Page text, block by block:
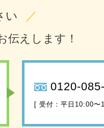
い ／
伝えします！
0120-
[ 受付：平日10:00〜